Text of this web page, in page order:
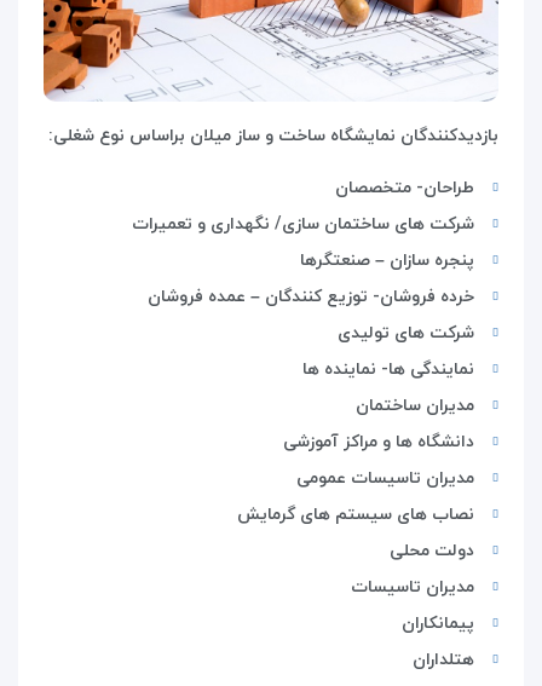
بازدیدکنندگان نمایشگاه ساخت و ساز میلان براساس نوع شغلی:
طراحان- متخصصان
شرکت های ساختمان سازی/ نگهداری و تعمیرات
پنجره سازان – صنعتگرها
خرده فروشان- توزیع کنندگان – عمده فروشان
شرکت های تولیدی
نمایندگی ها- نماینده ها
مدیران ساختمان
دانشگاه ها و مراکز آموزشی
مدیران تاسیسات عمومی
نصاب های سیستم های گرمایش
دولت محلی
مدیران تاسیسات
پیمانکاران
هتلداران